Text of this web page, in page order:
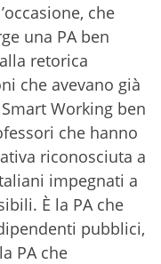
che
una PA ben
retorica
che avevano già
Working ben
che hanno
riconosciuta a
impegnati a
È la PA che
pubblici,
PA che